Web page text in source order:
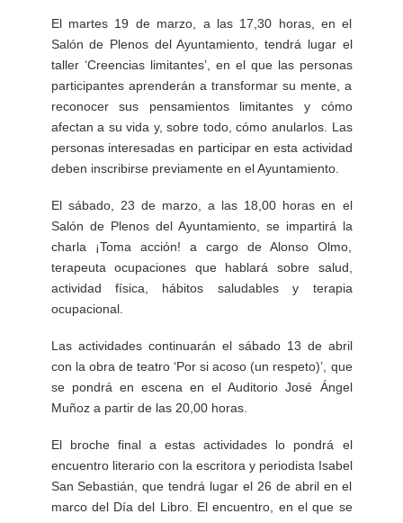
El martes 19 de marzo, a las 17,30 horas, en el
Salón de Plenos del Ayuntamiento, tendrá lugar el
taller ‘Creencias limitantes’, en el que las personas
participantes aprenderán a transformar su mente, a
reconocer sus pensamientos limitantes y cómo
afectan a su vida y, sobre todo, cómo anularlos. Las
personas interesadas en participar en esta actividad
deben inscribirse previamente en el Ayuntamiento.
El sábado, 23 de marzo, a las 18,00 horas en el
Salón de Plenos del Ayuntamiento, se impartirá la
charla ¡Toma acción! a cargo de Alonso Olmo,
terapeuta ocupaciones que hablará sobre salud,
actividad física, hábitos saludables y terapia
ocupacional.
Las actividades continuarán el sábado 13 de abril
con la obra de teatro ‘Por si acoso (un respeto)’, que
se pondrá en escena en el Auditorio José Ángel
Muñoz a partir de las 20,00 horas.
El broche final a estas actividades lo pondrá el
encuentro literario con la escritora y periodista Isabel
San Sebastián, que tendrá lugar el 26 de abril en el
marco del Día del Libro. El encuentro, en el que se